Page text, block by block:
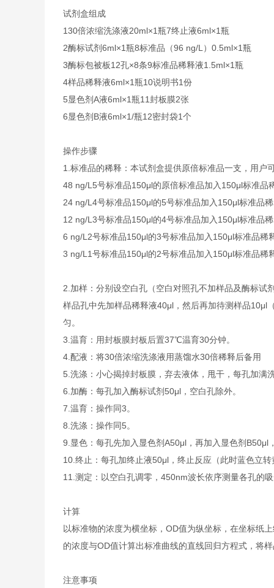
试剂盒组成
130倍浓缩洗涤液20ml×1瓶7终止液6ml×1瓶
2酶标试剂6ml×1瓶8标准品（96 ng/L） 0.5ml×1瓶
3酶标包被板12孔×8条9标准品稀释液1.5ml×1瓶
4样品稀释液6ml×1瓶10说明书1份
5显色剂A液6ml×1瓶11封板膜2张
6显色剂B液6ml×1/瓶12密封袋1个
操作步骤
1. 标准品的稀释：本试剂盒提供原倍标准品一支，用户
48 ng/L 5号标准品150μl的原倍标准品加入150μl标准品
24 ng/L 4号标准品150μl的5号标准品加入150μl标准品
12 ng/L 3号标准品150μl的4号标准品加入150μl标准品
6 ng/L 2号标准品150μl的3号标准品加入150μl标准品稀
3 ng/L 1号标准品150μl的2号标准品加入150μl标准品稀
2. 加样：分别设空白孔（空白对照孔不加样品及酶标试
样品孔中先加样品稀释液40μl，然后再加待测样品10μl
匀。
3. 温育：用封板膜封板后置37℃温育30分钟。
4. 配液：将30倍浓缩洗涤液用蒸馏水30倍稀释后备用
5. 洗涤：小心揭掉封板膜，弃去液体，甩干，每孔加满
6. 加酶：每孔加入酶标试剂50μl，空白孔除外。
7. 温育：操作同3。
8. 洗涤：操作同5。
9. 显色：每孔先加入显色剂A50μl，再加入显色剂
10. 终止：每孔加终止液50μl，终止反应（此时蓝色立转
11. 测定：以空白孔调零，450nm波长依序测量各孔的
计算
以标准物的浓度为横坐标，OD值为纵坐标，在坐标纸
的浓度与OD值计算出标准曲线的直线回归方程式，将
注意事项